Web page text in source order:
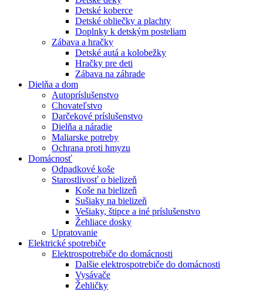
Detské koberce
Detské obliečky a plachty
Doplnky k detským posteliam
Zábava a hračky
Detské autá a kolobežky
Hračky pre deti
Zábava na záhrade
Dielňa a dom
Autopríslušenstvo
Chovateľstvo
Darčekové príslušenstvo
Dielňa a náradie
Maliarske potreby
Ochrana proti hmyzu
Domácnosť
Odpadkové koše
Starostlivosť o bielizeň
Koše na bielizeň
Sušiaky na bielizeň
Vešiaky, štipce a iné príslušenstvo
Žehliace dosky
Upratovanie
Elektrické spotrebiče
Elektrospotrebiče do domácnosti
Dalšie elektrospotrebiče do domácnosti
Vysávače
Žehličky